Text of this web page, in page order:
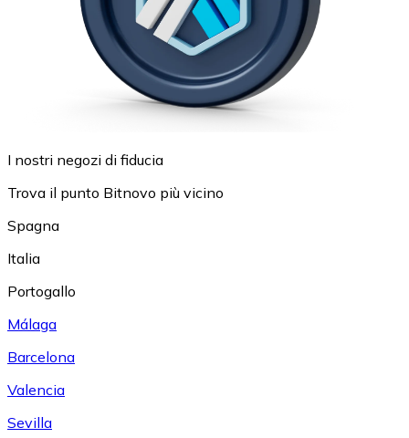
I nostri negozi di fiducia
Trova il punto Bitnovo più vicino
Spagna
Italia
Portogallo
Málaga
Barcelona
Valencia
Sevilla